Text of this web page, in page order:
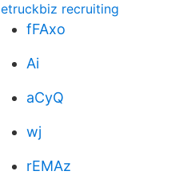
etruckbiz recruiting
fFAxo
Ai
aCyQ
wj
rEMAz